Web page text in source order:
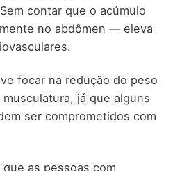
contar que o acúmulo
no abdômen — eleva
focar na redução do peso
já que alguns
ser comprometidos com
as pessoas com